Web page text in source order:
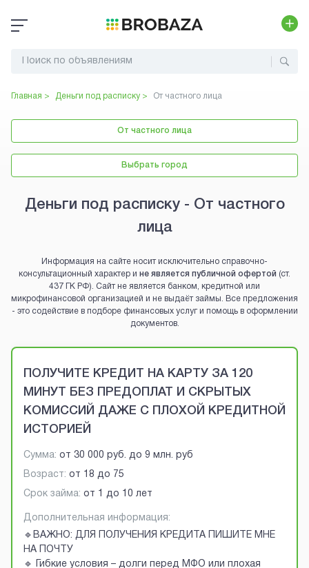
Главная > Деньги под расписку > От частного лица
От частного лица
Выбрать город
Деньги под расписку - От частного
лица
Информация на сайте носит исключительно справочно-
консультационный характер и не является публичной офертой (ст.
437 ГК РФ). Сайт не является банком, кредитной или
микрофинансовой организацией и не выдаёт займы. Все предложения
- это содействие в подборе финансовых услуг и помощь в оформлении
документов.
Brobaza - VIP-объявления
ПОЛУЧИТЕ КРЕДИТ НА КАРТУ ЗА 120
МИНУТ БЕЗ ПРЕДОПЛАТ И СКРЫТЫХ
КОМИССИЙ ДАЖЕ С ПЛОХОЙ КРЕДИТНОЙ
ИСТОРИЕЙ
Сумма: от 30 000 руб. до 9 млн. руб
Возраст: от 18 до 75
Срок займа: от 1 до 10 лет
Дополнительная информация:
🔹ВАЖНО: ДЛЯ ПОЛУЧЕНИЯ КРЕДИТА ПИШИТЕ МНЕ
НА ПОЧТУ
🔹 Гибкие условия – долги перед МФО или плохая